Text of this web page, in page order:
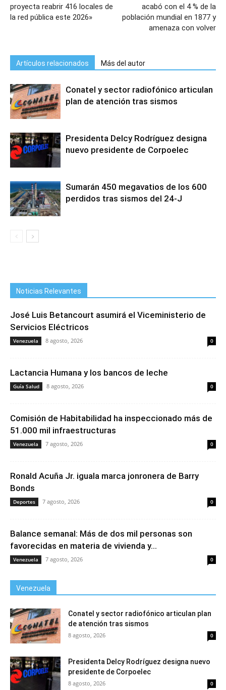
proyecta reabrir 416 locales de
la red pública este 2026»
acabó con el 4 % de la
población mundial en 1877 y
amenaza con volver
Artículos relacionados Más del autor
Conatel y sector radiofónico articulan
plan de atención tras sismos
Presidenta Delcy Rodríguez designa
nuevo presidente de Corpoelec
Sumarán 450 megavatios de los 600
perdidos tras sismos del 24-J
Noticias Relevantes
José Luis Betancourt asumirá el Viceministerio de
Servicios Eléctricos
Venezuela 8 agosto, 2026 0
Lactancia Humana y los bancos de leche
Guía Salud 8 agosto, 2026 0
Comisión de Habitabilidad ha inspeccionado más de
51.000 mil infraestructuras
Venezuela 7 agosto, 2026 0
Ronald Acuña Jr. iguala marca jonronera de Barry
Bonds
Deportes 7 agosto, 2026 0
Balance semanal: Más de dos mil personas son
favorecidas en materia de vivienda y...
Venezuela 7 agosto, 2026 0
Venezuela
Conatel y sector radiofónico articulan plan
de atención tras sismos
8 agosto, 2026 0
Presidenta Delcy Rodríguez designa nuevo
presidente de Corpoelec
8 agosto, 2026 0